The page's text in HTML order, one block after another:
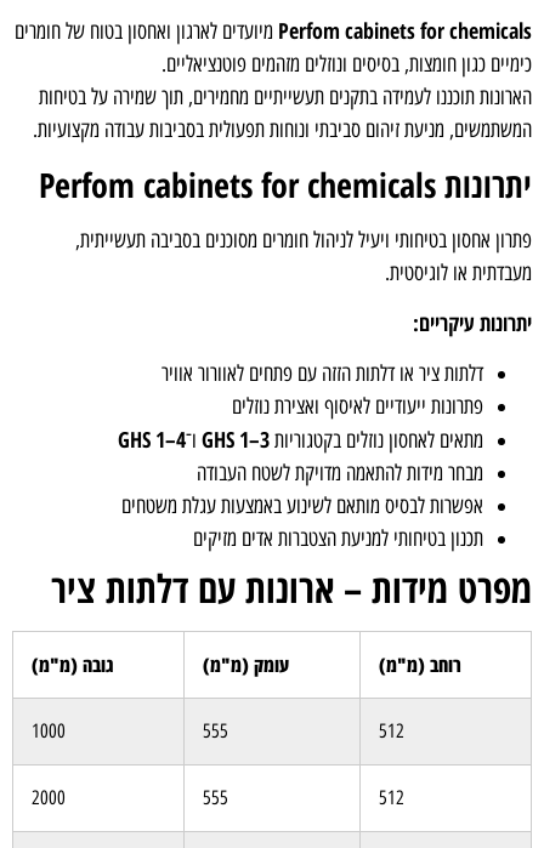
Perfom cabinets for chemicals מיועדים לארגון ואחסון בטוח של חומרים
כימיים כגון חומצות, בסיסים ונוזלים מזהמים פוטנציאליים.
הארונות תוכננו לעמידה בתקנים תעשייתיים מחמירים, תוך שמירה על בטיחות
המשתמשים, מניעת זיהום סביבתי ונוחות תפעולית בסביבות עבודה מקצועיות.
יתרונות Perfom cabinets for chemicals
פתרון אחסון בטיחותי ויעיל לניהול חומרים מסוכנים בסביבה תעשייתית,
מעבדתית או לוגיסטית.
יתרונות עיקריים:
דלתות ציר או דלתות הזזה עם פתחים לאוורור אוויר
פתרונות ייעודיים לאיסוף ואצירת נוזלים
מתאים לאחסון נוזלים בקטגוריותGHS 1–3 ו־GHS 1–4
מבחר מידות להתאמה מדויקת לשטח העבודה
אפשרות לבסיס מותאם לשינוע באמצעות עגלת משטחים
תכנון בטיחותי למניעת הצטברות אדים מזיקים
מפרט מידות – ארונות עם דלתות ציר
רוחב (מ"מ) עומק (מ"מ) גובה (מ"מ)
512
555
1000
512
555
2000